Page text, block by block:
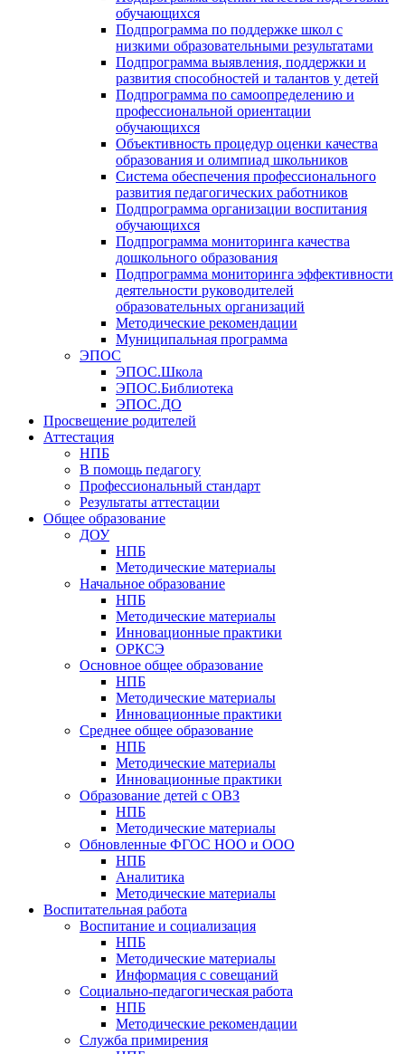
обучающихся
Подпрограмма по поддержке школ с
низкими образовательными результатами
Подпрограмма выявления, поддержки и
развития способностей и талантов у детей
Подпрограмма по самоопределению и
профессиональной ориентации
обучающихся
Объективность процедур оценки качества
образования и олимпиад школьников
Система обеспечения профессионального
развития педагогических работников
Подпрограмма организации воспитания
обучающихся
Подпрограмма мониторинга качества
дошкольного образования
Подпрограмма мониторинга эффективности
деятельности руководителей
образовательных организаций
Методические рекомендации
Муниципальная программа
ЭПОС
ЭПОС.Школа
ЭПОС.Библиотека
ЭПОС.ДО
Просвещение родителей
Аттестация
НПБ
В помощь педагогу
Профессиональный стандарт
Результаты аттестации
Общее образование
ДОУ
НПБ
Методические материалы
Начальное образование
НПБ
Методические материалы
Инновационные практики
ОРКСЭ
Основное общее образование
НПБ
Методические материалы
Инновационные практики
Среднее общее образование
НПБ
Методические материалы
Инновационные практики
Образование детей с ОВЗ
НПБ
Методические материалы
Обновленные ФГОС НОО и ООО
НПБ
Аналитика
Методические материалы
Воспитательная работа
Воспитание и социализация
НПБ
Методические материалы
Информация с совещаний
Социально-педагогическая работа
НПБ
Методические рекомендации
Служба примирения